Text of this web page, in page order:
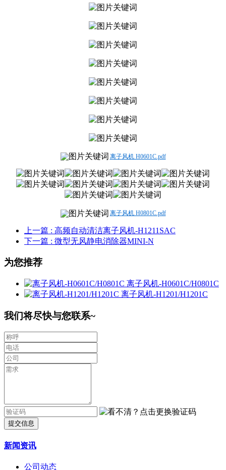
离子风机 H0601C.pdf
离子风机 H0801C.pdf
上一篇 : 高频自动清洁离子风机-H1211SAC
下一篇 : 微型无风静电消除器MINI-N
为您推荐
离子风机-H0601C/H0801C
离子风机-H1201/H1201C
我们将尽快与您联系~
提交信息
新闻资讯
公司动态